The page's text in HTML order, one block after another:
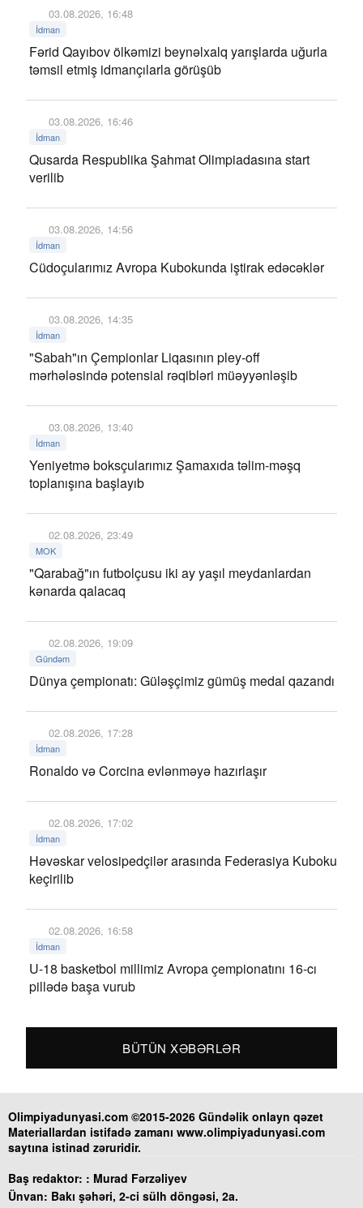
03.08.2026, 16:48
İdman
Fərid Qayıbov ölkəmizi beynəlxalq yarışlarda uğurla
təmsil etmiş idmançılarla görüşüb
03.08.2026, 16:46
İdman
Qusarda Respublika Şahmat Olimpiadasına start
verilib
03.08.2026, 14:56
İdman
Cüdoçularımız Avropa Kubokunda iştirak edəcəklər
03.08.2026, 14:35
İdman
"Sabah"ın Çempionlar Liqasının pley-off
mərhələsində potensial rəqibləri müəyyənləşib
03.08.2026, 13:40
İdman
Yeniyetmə boksçularımız Şamaxıda təlim-məşq
toplanışına başlayıb
02.08.2026, 23:49
MOK
"Qarabağ"ın futbolçusu iki ay yaşıl meydanlardan
kənarda qalacaq
02.08.2026, 19:09
Gündəm
Dünya çempionatı: Güləşçimiz gümüş medal qazandı
02.08.2026, 17:28
İdman
Ronaldo və Corcina evlənməyə hazırlaşır
02.08.2026, 17:02
İdman
Həvəskar velosipedçilər arasında Federasiya Kuboku
keçirilib
02.08.2026, 16:58
İdman
U-18 basketbol millimiz Avropa çempionatını 16-cı
pillədə başa vurub
BÜTÜN XƏBƏRLƏR
Olimpiyadunyasi.com ©2015-2026 Gündəlik onlayn qəzet
Materiallardan istifadə zamanı www.olimpiyadunyasi.com
saytına istinad zəruridir.
Baş redaktor: : Murad Fərzəliyev
Ünvan: Bakı şəhəri, 2-ci sülh döngəsi, 2a.